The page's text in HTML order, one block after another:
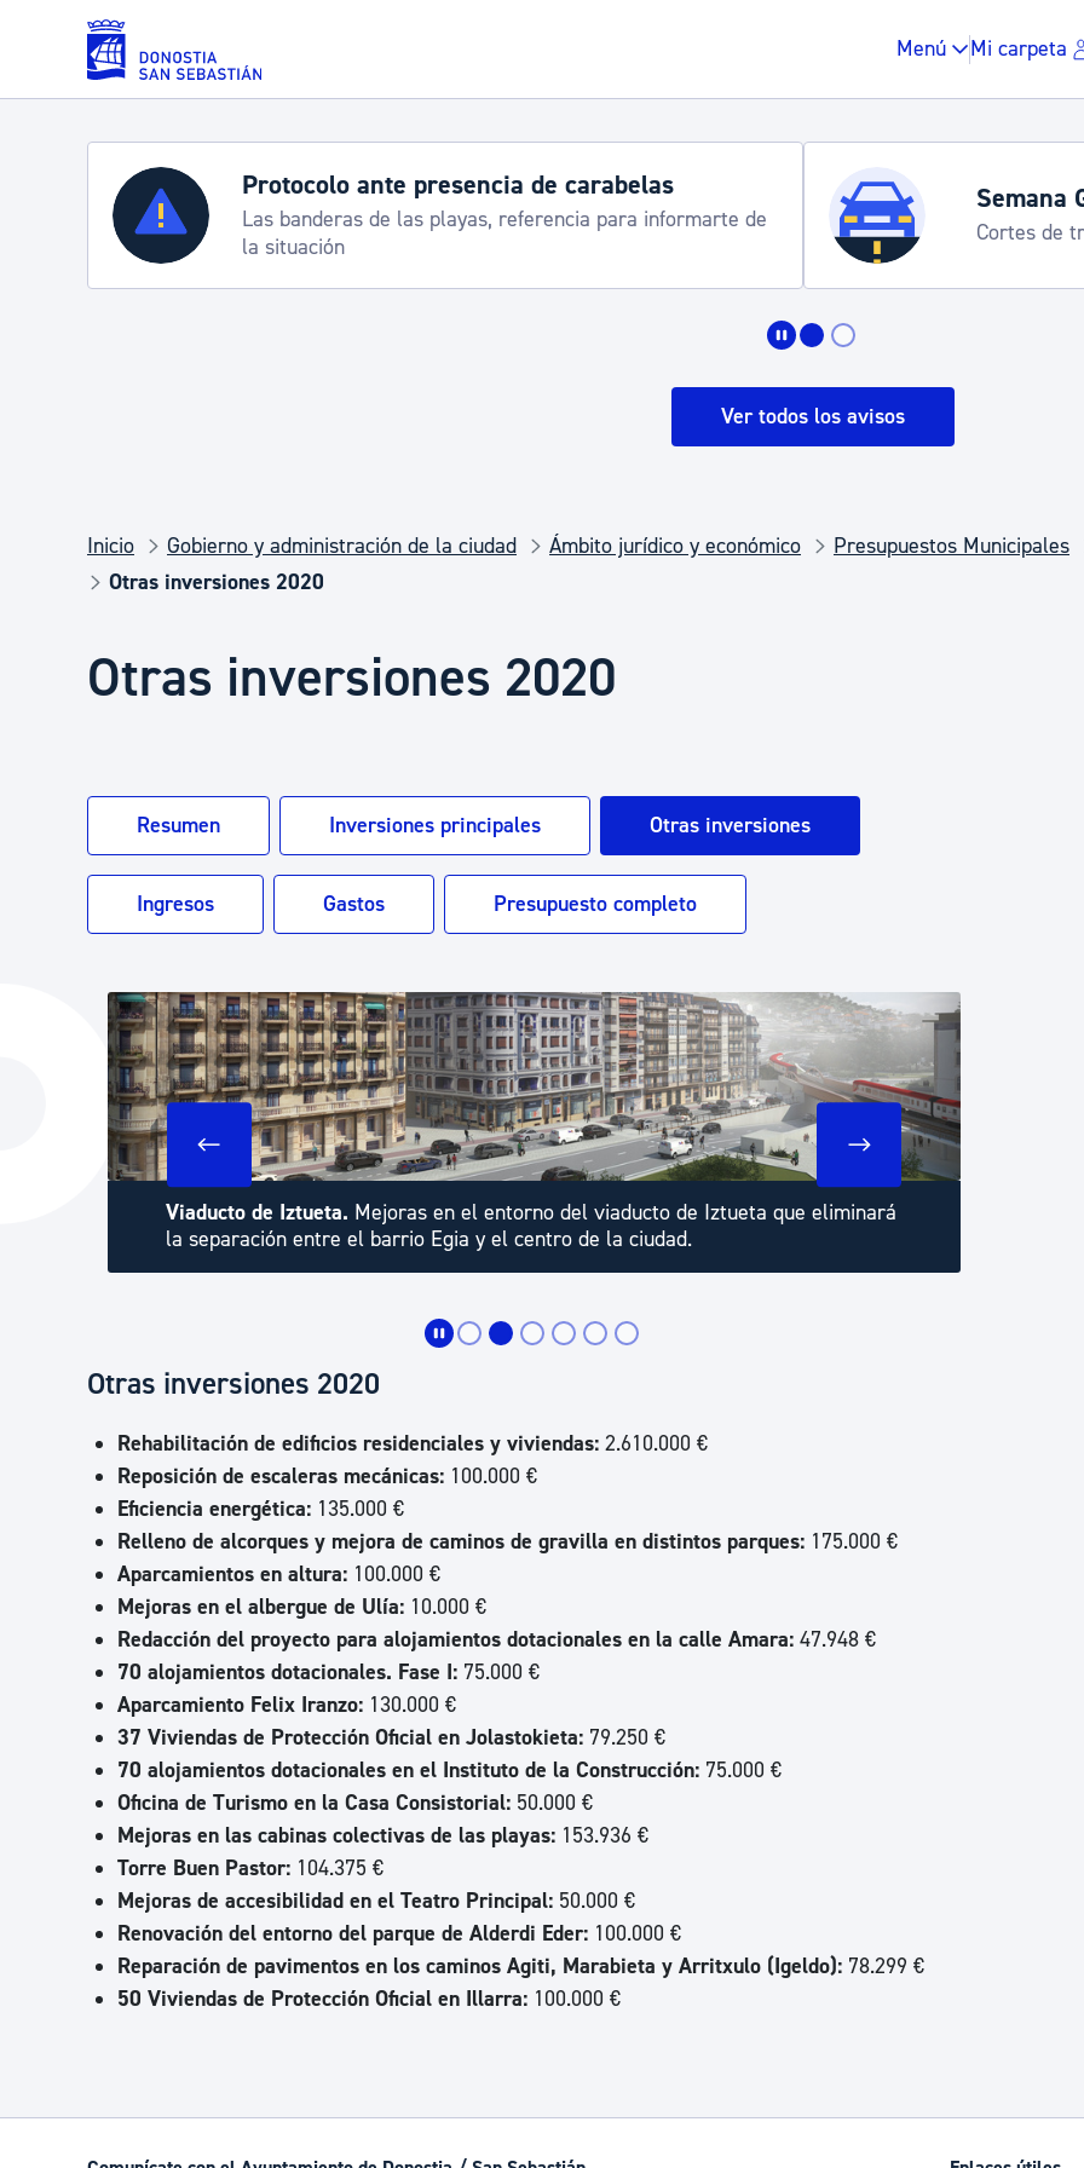
Saltar al contenido principal
Menú Mi carpeta
Servicios
Padrón y asuntos personales
Espacio público,
Seguridad ciudadana y emergencias Euskera
Participación ciudadana y asociacionismo
Deporte
La ciudad
La ciudad ahora
Descubre la ciudad
La ciudad futura
Actualidad
Noticias
Avisos
Agenda cultural
Administración municipal
Tablón de anuncios oficiales
Calendario fiscal
Protocolo ante presencia de carabelas
Las banderas de las playas, referencia para informarte de
la situación
Semana
Cortes de
Ver todos los avisos
Inicio Gobierno y administración de la ciudad Ámbito jurídico y económico Presupuestos Municipales
Otras inversiones 2020
Otras inversiones 2020
Resumen Inversiones principales Otras inversiones
Ingresos Gastos Presupuesto completo
Viaducto de Iztueta. Mejoras en el entorno del viaducto de Iztueta que eliminará
la separación entre el barrio Egia y el centro de la ciudad.
Otras inversiones 2020
Rehabilitación de edificios residenciales y viviendas: 2.610.000 €
Reposición de escaleras mecánicas: 100.000 €
Eficiencia energética: 135.000 €
Relleno de alcorques y mejora de caminos de gravilla en distintos parques: 175.000 €
Aparcamientos en altura: 100.000 €
Mejoras en el albergue de Ulía: 10.000 €
Redacción del proyecto para alojamientos dotacionales en la calle Amara: 47.948 €
70 alojamientos dotacionales. Fase I: 75.000 €
Aparcamiento Felix Iranzo: 130.000 €
37 Viviendas de Protección Oficial en Jolastokieta: 79.250 €
70 alojamientos dotacionales en el Instituto de la Construcción: 75.000 €
Oficina de Turismo en la Casa Consistorial: 50.000 €
Mejoras en las cabinas colectivas de las playas: 153.936 €
Torre Buen Pastor: 104.375 €
Mejoras de accesibilidad en el Teatro Principal: 50.000 €
Renovación del entorno del parque de Alderdi Eder: 100.000 €
Reparación de pavimentos en los caminos Agiti, Marabieta y Arritxulo (Igeldo): 78.299 €
50 Viviendas de Protección Oficial en Illarra: 100.000 €